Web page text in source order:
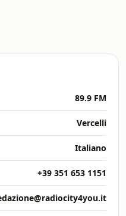
89.9 FM
Vercelli
Italiano
+39 351 653 1151